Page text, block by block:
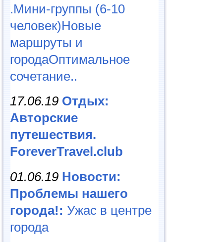
.Мини-группы (6-10
человек)Новые
маршруты и
городаОптимальное
сочетание..
17.06.19 Отдых:
Авторские
путешествия.
ForeverTravel.club
01.06.19 Новости:
Проблемы нашего
города!: Ужас в центре
города